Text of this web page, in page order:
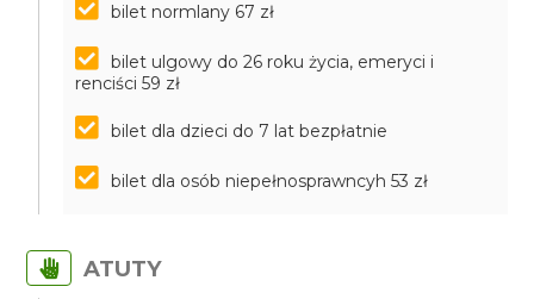
bilet normlany 67 zł
bilet ulgowy do 26 roku życia, emeryci i
renciści 59 zł
bilet dla dzieci do 7 lat bezpłatnie
bilet dla osób niepełnosprawncyh 53 zł
ATUTY